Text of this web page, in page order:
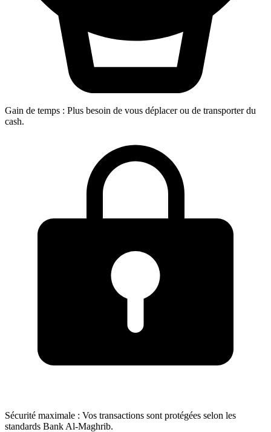
Gain de temps : Plus besoin de vous déplacer ou de transporter du
cash.
Sécurité maximale : Vos transactions sont protégées selon les
standards Bank Al-Maghrib.